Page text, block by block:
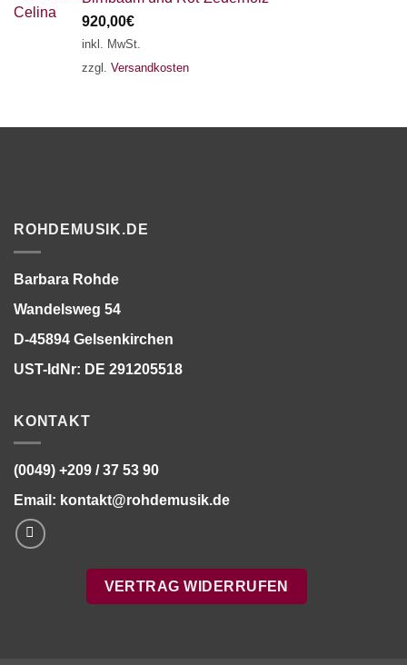
920,00€
inkl. MwSt.
zzgl. Versandkosten
ROHDEMUSIK.DE
Barbara Rohde
Wandelsweg 54
D-45894 Gelsenkirchen
UST-IdNr: DE 291205518
KONTAKT
(0049) +209 / 37 53 90
Email: kontakt@rohdemusik.de
VERTRAG WIDERRUFEN